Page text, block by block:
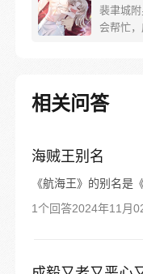
裴聿城
会帮忙，
频调戏
自演调戏
相关问答
海贼王别名
《航海王》的别名是
1个回答2024年11月